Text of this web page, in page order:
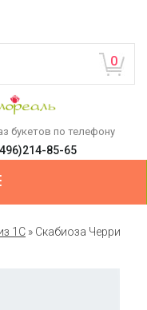
0
букетов по телефону
85-65
1С » Скабиоза Черри